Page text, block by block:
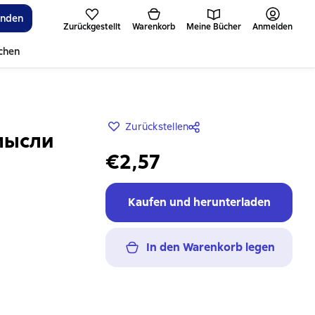
Zurückgestellt Warenkorb Meine Bücher Anmelden
Zurückstellen
€2,57
Kaufen und herunterladen
In den Warenkorb legen